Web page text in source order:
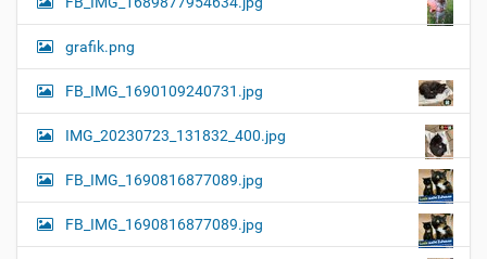
grafik.png
FB_IMG_1690109240731.jpg
IMG_20230723_131832_400.jpg
FB_IMG_1690816877089.jpg
FB_IMG_1690816877089.jpg